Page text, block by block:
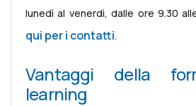
lunedì al venerdì, dalle ore 9.30
qui per i contatti.
Vantaggi della
learning